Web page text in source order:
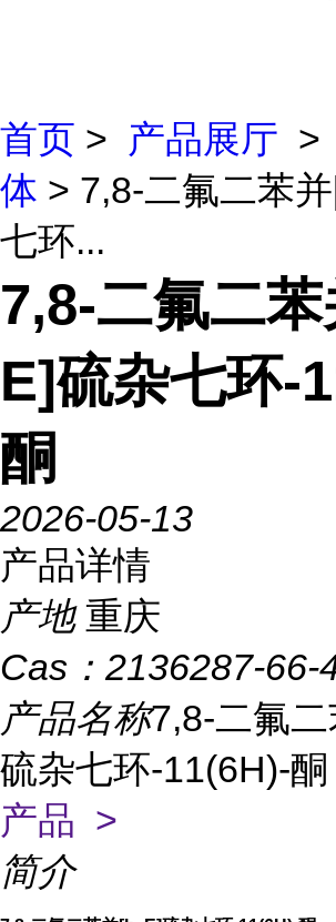
首页 > 产品展厅 >
体 > 7,8-二氟二苯
七环...
7,8-二氟二
E]硫杂七环-
酮
2026-05-13
产品详情
产地 重庆
Cas： 2136287-66-
产品名称7,8-二氟
硫杂七环-11(6H)-酮
产品 >
简介